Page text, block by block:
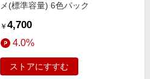
メ(標準容量) 6色パック
￥ 4,700
4.0%
ストアにすすむ